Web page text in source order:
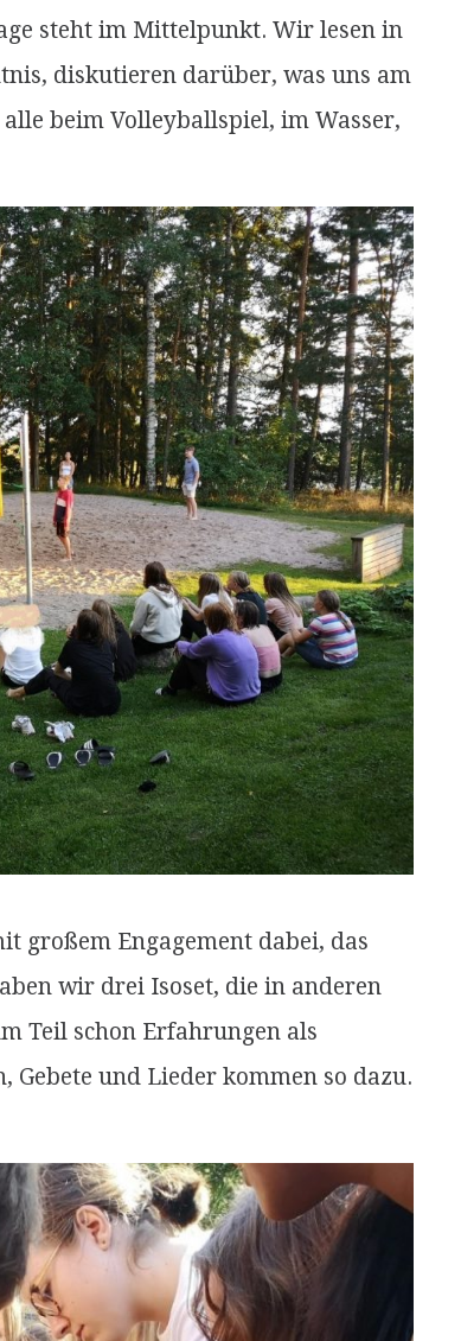
steht im Mittelpunkt. Wir lesen in
diskutieren darüber, was uns am
beim Volleyballspiel, im Wasser,
großem Engagement dabei, das
wir drei Isoset, die in anderen
Teil schon Erfahrungen als
Gebete und Lieder kommen so dazu.